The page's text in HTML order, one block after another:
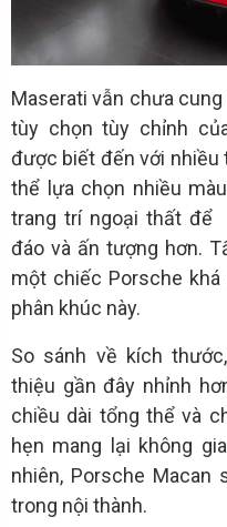
Maserati vẫn chưa
tùy chọn tùy chỉnh
được biết đến với nhiều
thể lựa chọn nhiều
trang trí ngoại thất để
đáo và ấn tượng hơn.
một chiếc Porsche
phân khúc này.
So sánh về kích
thiệu gần đây nhỉnh
chiều dài tổng thể và
hẹn mang lại không
nhiên, Porsche
trong nội thành.